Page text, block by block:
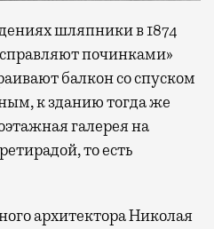
шляпники в 1874
починками»
балкон со спуском
к зданию тогда же
галерея на
то есть
архитектора Николая